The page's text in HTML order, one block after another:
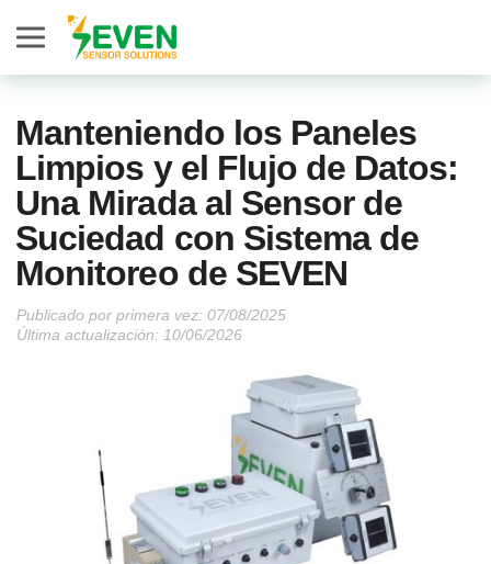
Manteniendo los Paneles
Limpios y el Flujo de Datos:
Una Mirada al Sensor de
Suciedad con Sistema de
Monitoreo de SEVEN
Publicado por primera vez:
Última actualización: 10/06/2026